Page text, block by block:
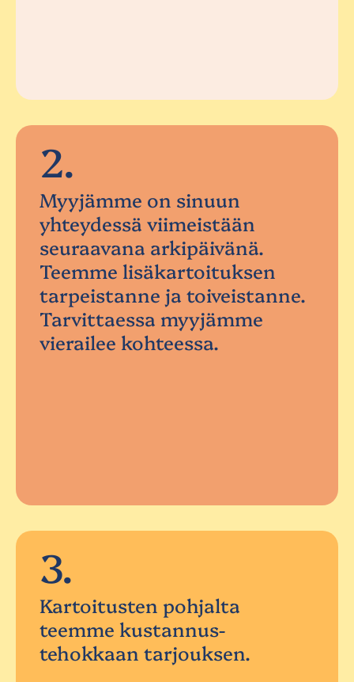
2.
Myyjämme on sinuun
yhteydessä viimeistään
seuraavana arkipäivänä.
Teemme lisäkartoituksen
tarpeistanne ja toiveistanne.
Tarvittaessa myyjämme
vierailee kohteessa.
3.
Kartoitusten pohjalta
teemme kustannus-
tehokkaan tarjouksen.